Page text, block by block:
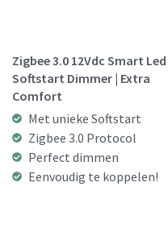
Zigbee 3.0 12Vdc Smart Led
Softstart Dimmer | Extra
Comfort
Met unieke Softstart
Zigbee 3.0 Protocol
Perfect dimmen
Eenvoudig te koppelen!